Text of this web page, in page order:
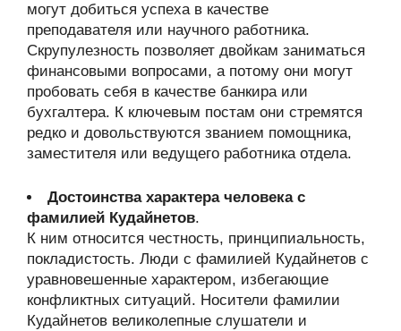
могут добиться успеха в качестве
преподавателя или научного работника.
Скрупулезность позволяет двойкам заниматься
финансовыми вопросами, а потому они могут
пробовать себя в качестве банкира или
бухгалтера. К ключевым постам они стремятся
редко и довольствуются званием помощника,
заместителя или ведущего работника отдела.
Достоинства характера человека с
фамилией Кудайнетов.
К ним относится честность, принципиальность,
покладистость. Люди с фамилией Кудайнетов с
уравновешенные характером, избегающие
конфликтных ситуаций. Носители фамилии
Кудайнетов великолепные слушатели и